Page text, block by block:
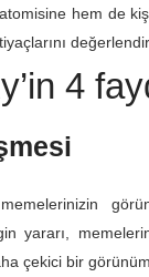
hem de
4
yararı,
çekici bir